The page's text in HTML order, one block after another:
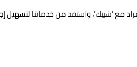
مع ’شبيك’، واستفد من خدماتنا لتسهيل